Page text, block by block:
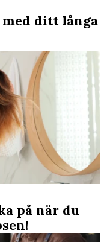
ditt långa
på när du